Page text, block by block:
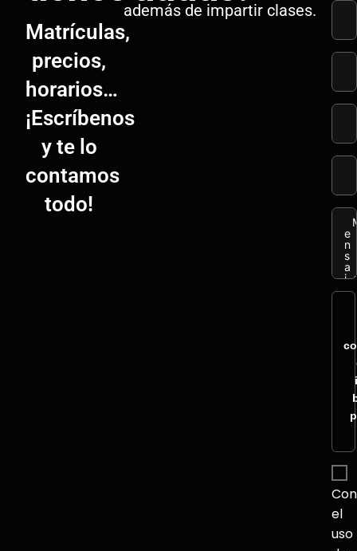
Matrículas,
precios,
horarios…
¡Escríbenos
y te lo
contamos
todo!
además de impartir clases.
el
uso